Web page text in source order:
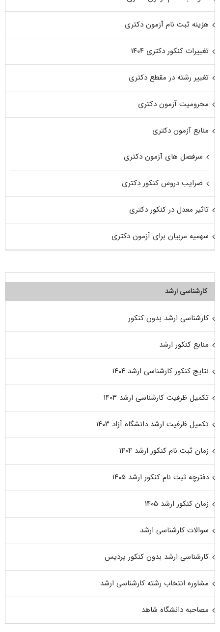
هزینه ثبت نام آزمون دکتری
تغییرات کنکور دکتری ۱۴۰۴
تغییر رشته در مقطع دکتری
محرومیت آزمون دکتری
منابع آزمون دکتری
سرفصل های آزمون دکتری
ضرایب دروس کنکور دکتری
تاثیر معدل در کنکور دکتری
سهمیه مربیان برای آزمون دکتری
کارشناسی ارشد
کارشناسی ارشد بدون کنکور
منابع کنکور ارشد
نتایج کنکور کارشناسی ارشد ۱۴۰۴
تکمیل ظرفیت کارشناسی ارشد ۱۴۰۳
تکمیل ظرفیت ارشد دانشگاه آزاد ۱۴۰۳
زمان ثبت نام کنکور ارشد ۱۴۰۴
دفترچه ثبت نام کنکور ارشد ۱۴۰۵
زمان کنکور ارشد ۱۴۰۵
سوالات کارشناسی ارشد
کارشناسی ارشد بدون کنکور پردیس
مشاوره انتخاب رشته کارشناسی ارشد
مصاحبه دانشگاه شاهد